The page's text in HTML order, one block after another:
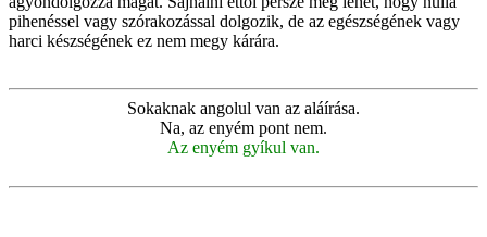
pihenéssel vagy szórakozással dolgozik, de az egészségének vagy
harci készségének ez nem megy kárára.
Sokaknak angolul van az aláírása.
Na, az enyém pont nem.
Az enyém gyíkul van.